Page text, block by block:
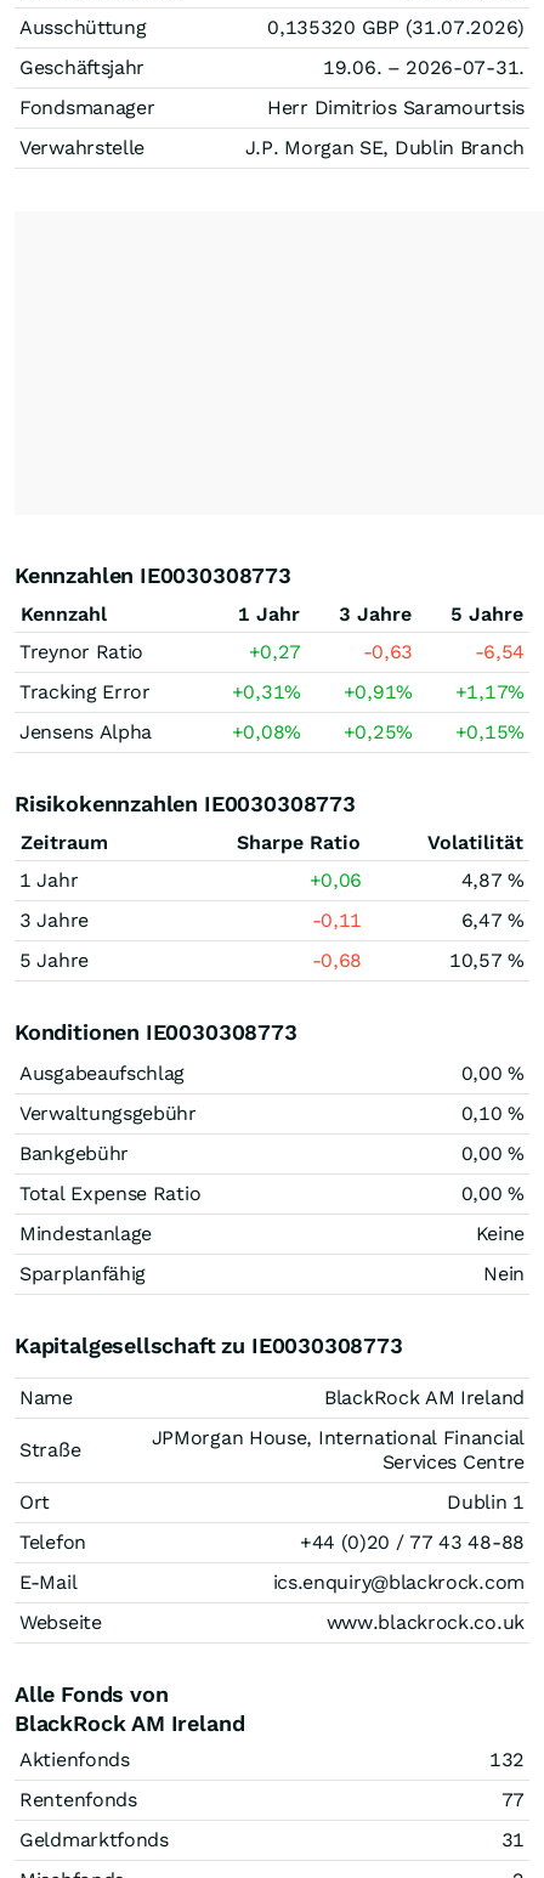
Ausschüttung
0,135320 GBP (31.07.2026)
Geschäftsjahr
19.06. – 2026-07-31.
Fondsmanager
Herr Dimitrios Saramourtsis
Verwahrstelle
J.P. Morgan SE, Dublin Branch
Kennzahlen IE0030308773
Kennzahl 1 Jahr 3 Jahre
5 Jahre
Treynor Ratio
+0,27 -0,63
-6,54
Tracking Error
+0,31% +0,91% +1,17%
Jensens Alpha
+0,08% +0,25% +0,15%
Risikokennzahlen IE0030308773
Zeitraum Sharpe Ratio
Volatilität
1 Jahr
+0,06
4,87 %
3 Jahre
-0,11
6,47 %
5 Jahre
-0,68 10,57 %
Konditionen IE0030308773
Ausgabeaufschlag
0,00 %
Verwaltungsgebühr
0,10 %
Bankgebühr
0,00 %
Total Expense Ratio
0,00 %
Mindestanlage
Keine
Sparplanfähig
Nein
Kapitalgesellschaft zu IE0030308773
Name BlackRock AM Ireland
Straße
JPMorgan House, International Financial
Services Centre
Ort
Dublin 1
Telefon
+44 (0)20 / 77 43 48-88
E-Mail
ics.enquiry@blackrock.com
Webseite
www.blackrock.co.uk
Alle Fonds von
BlackRock AM Ireland
Aktienfonds
132
Rentenfonds
77
Geldmarktfonds
31